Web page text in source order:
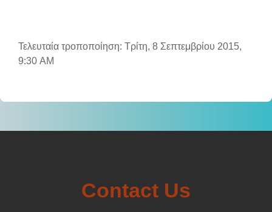
Τελευταία τροποποίηση: Τρίτη, 8 Σεπτεμβρίου 2015,
9:30 AM
Contact Us